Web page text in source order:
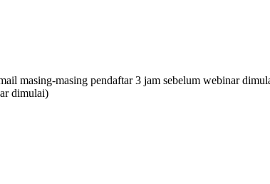
masing-masing pendaftar 3 jam sebelum webinar
dimulai)